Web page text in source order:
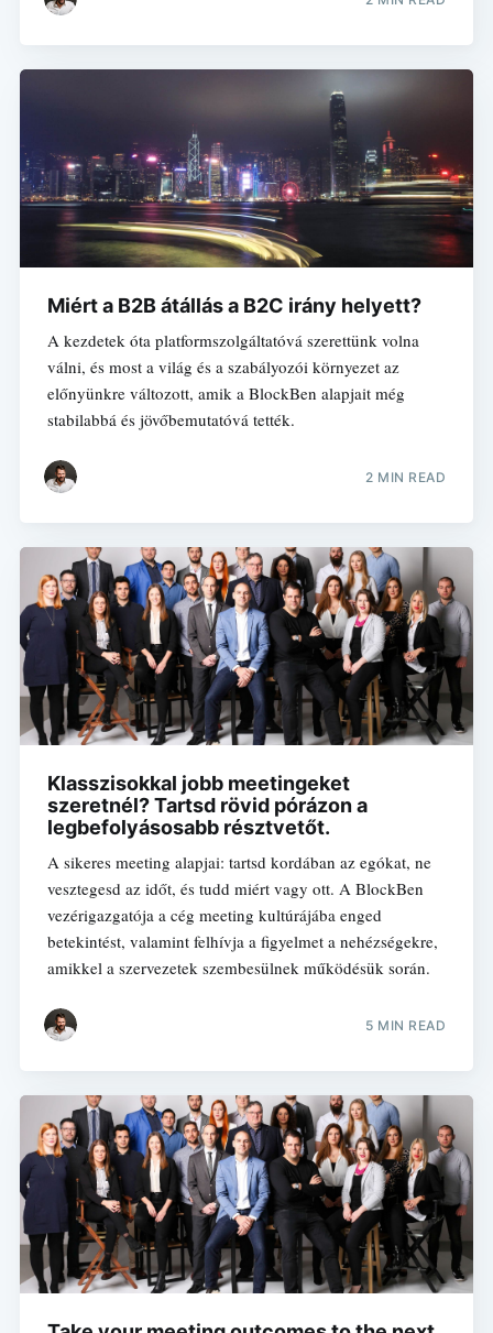
Miért a B2B átállás a B2C irány helyett?
A kezdetek óta platformszolgáltatóvá szerettünk volna
válni, és most a világ és a szabályozói környezet az
előnyünkre változott, amik a BlockBen alapjait még
stabilabbá és jövőbemutatóvá tették.
2 MIN READ
Klasszisokkal jobb meetingeket
szeretnél? Tartsd rövid pórázon a
legbefolyásosabb résztvetőt.
A sikeres meeting alapjai: tartsd kordában az egókat, ne
vesztegesd az időt, és tudd miért vagy ott. A BlockBen
vezérigazgatója a cég meeting kultúrájába enged
betekintést, valamint felhívja a figyelmet a nehézségekre,
amikkel a szervezetek szembesülnek működésük során.
5 MIN READ